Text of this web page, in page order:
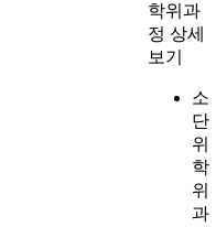
학위과
정 상세
보기
소
단
위
학
위
과